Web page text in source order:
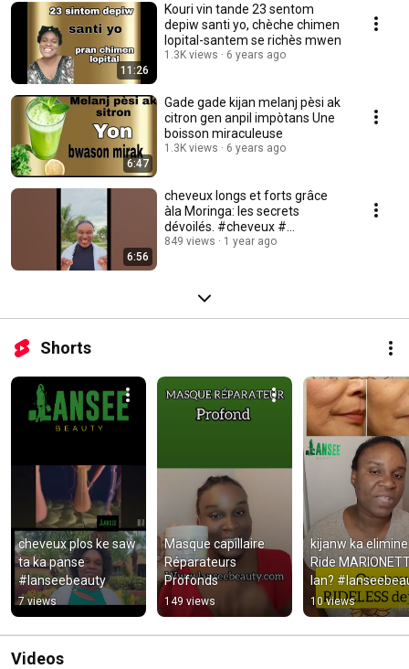
11:26
Kouri vin tande 23 sentom
depiw santi yo, chèche chimen
lopital-santem se richès mwen
1.3K views 6 years ago
6:47
Gade gade kijan melanj pèsi ak
citron gen anpil impòtans Une
boisson miraculeuse
1.3K views 6 years ago
6:56
cheveux longs et forts grâce
àla Moringa: les secrets
dévoilés. #cheveux #
lanseebeauty
849 views 1 year ago
Shorts
cheveux plos ke saw
ta ka panse
#lanseebeauty
7 views
Masque capillaire
Réparateurs
Profonds
149 views
kijanw ka elimine
Ride
lan?
10 views
Videos